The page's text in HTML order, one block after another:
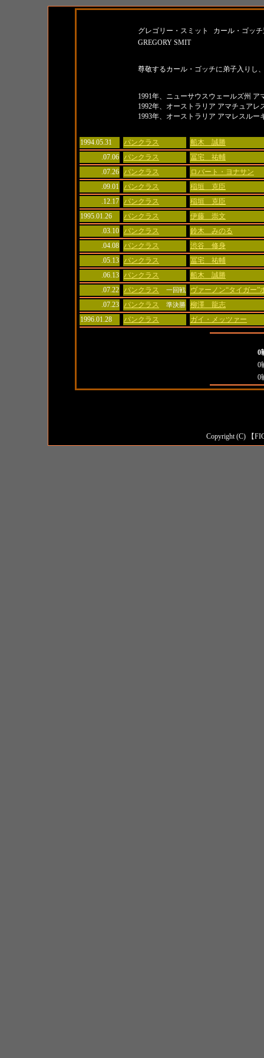
グレゴリー・スミット
カール・ゴッ
GREGORY SMIT
尊敬するカール・ゴッチに弟子入りし
1991年、ニューサウスウェールズ州
1992年、オーストラリア アマチュア
1993年、オーストラリア アマレスルー
1994.05.31
パンクラス
船木 誠勝
.07.06 パンクラス
冨宅 祐輔
.07.26 パンクラス
ロバート・ヨナサン
.09.01 パンクラス
稲垣 克臣
.12.17 パンクラス
稲垣 克臣
1995.01.26
パンクラス
伊藤 崇文
.03.10 パンクラス
鈴木 みのる
.04.08 パンクラス
渋谷 修身
.05.13 パンクラス
冨宅 祐輔
.06.13 パンクラス
船木 誠勝
.07.22 パンクラス 一回戦
ヴァーノン“タイガー”
.07.23 パンクラス 準決勝
柳澤 龍志
1996.01.28
パンクラス ガイ・メッツァー
0
0
0
Copyright (C) 【